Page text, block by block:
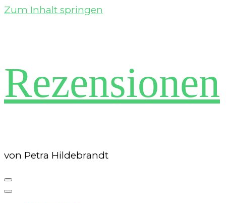
Zum Inhalt springen
Rezensionen
von Petra Hildebrandt